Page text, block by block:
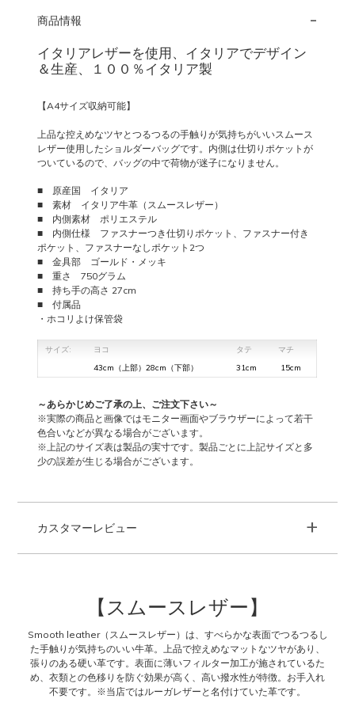
商品情報 -
イタリアレザーを使用、イタリアでデザイン
＆生産、１００％イタリア製
【A4サイズ収納可能】
上品な控えめなツヤとつるつるの手触りが気持ちがいいスムース
レザー使用したショルダーバッグです。内側は仕切りポケットが
ついているので、バッグの中で荷物が迷子になりません。
■ 原産国 イタリア
■ 素材 イタリア牛革（スムースレザー）
■ 内側素材 ポリエステル
■ 内側仕様 ファスナーつき仕切りポケット、ファスナー付き
ポケット、ファスナーなしポケット2つ
■ 金具部 ゴールド・メッキ
■ 重さ 750グラム
■ 持ち手の高さ 27cm
■ 付属品
・ホコリよけ保管袋
サイズ: ヨコ タテ
マチ
43cm（上部）28cm（下部）
31cm 15cm
～あらかじめご了承の上、ご注文下さい～
※実際の商品と画像ではモニター画面やブラウザーによって若干
色合いなどが異なる場合がございます。
※上記のサイズ表は製品の実寸です。製品ごとに上記サイズと多
少の誤差が生じる場合がございます。
カスタマーレビュー +
【スムースレザー】
Smooth leather（スムースレザー）は、すべらかな表面でつるつるし
た手触りが気持ちのいい牛革。上品で控えめなマットなツヤがあり、
張りのある硬い革です。表面に薄いフィルター加工が施されているた
め、衣類との色移りを防ぐ効果が高く、高い撥水性が特徴。お手入れ
不要です。※当店ではルーガレザーと名付けていた革です。